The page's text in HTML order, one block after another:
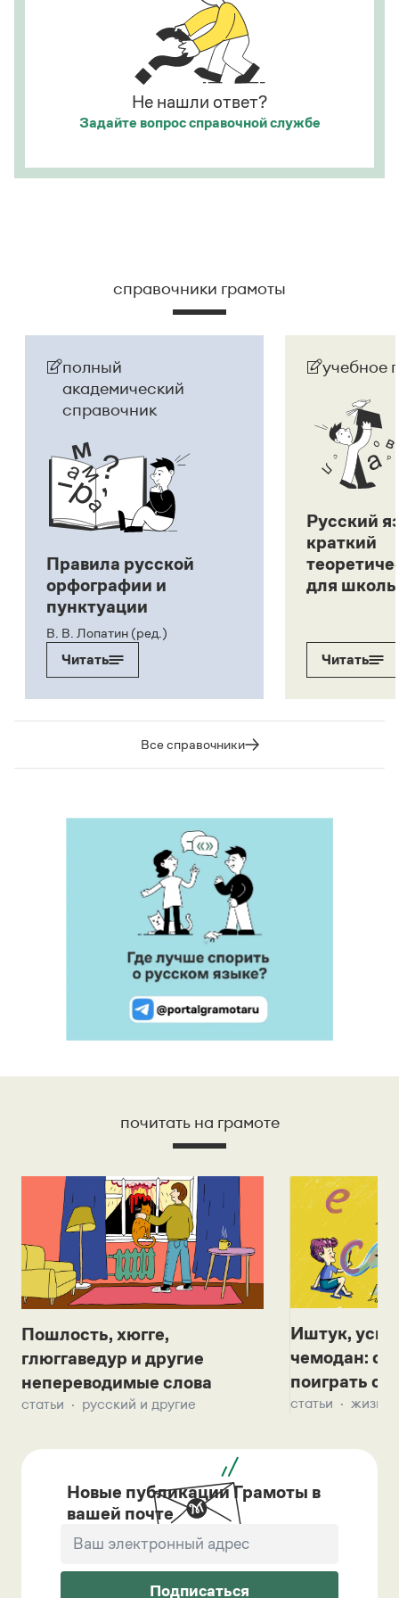
национальной ненависти или вражды,
а исполнитель — из корыстных побуждений
номинаций конкурса — «Лучший проект года»,
«Инновация сезона» и «Признание аудитории»
Не нашли ответ?
Задайте вопроссправочной службе
справочники грамоты
полный
академический
справочник
Правила русской
орфографии и
пунктуации
В. В. Лопатин (ред.)
Читать
учебное
Русский
краткий
для
Читать
Все справочники
почитать на грамоте
Пошлость, хюгге,
глюггаведур и другие
непереводимые слова
статьи русский и другие
Иштук,
чемодан:
поиграть с
статьи жизнь
Новые публикации Грамоты в
вашей почте
Подписаться